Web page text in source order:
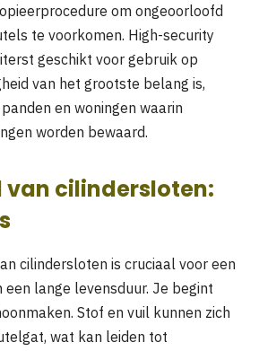
om ongeoorloofd
te voorkomen. High-security
geschikt voor gebruik op
van het grootste belang is,
en woningen waarin
worden bewaard.
van cilindersloten:
cilindersloten is cruciaal voor een
lange levensduur. Je begint
Stof en vuil kunnen zich
wat kan leiden tot